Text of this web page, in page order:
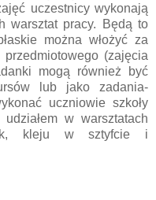
uczestnicy wykonają
warsztat pracy. Będą to
można włożyć za
(zajęcia
mogą również być
lub jako zadania-
uczniowie szkoły
w warsztatach
kleju w sztyfcie i